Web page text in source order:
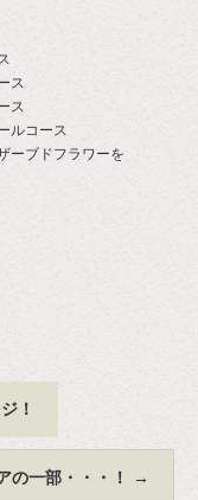
ス
ス
ルコース
ーブドフラワーを
！
の一部・・・！ →